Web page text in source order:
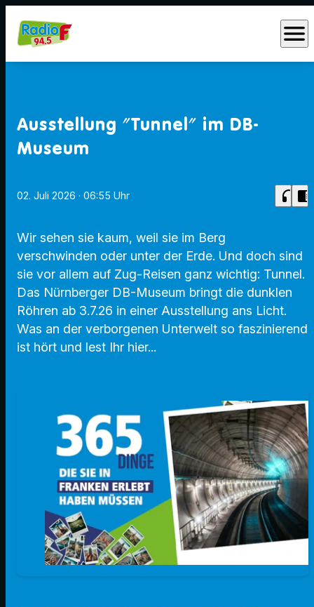
menu
Ausstellung "Tunnel" im DB-
Museum
02. Juli 2026 · 06:55 Uhr headphones chrome_reader_mode
Wir sehen sie kaum, weil sie im Berg
verschwinden oder unter der Erde. Und doch sind
sie vor allem auf Zug-Reisen ganz wichtig: Tunnel.
Das Nürnberger DB-Museum bringt die dunklen
Röhren ab 3.7.26 in einer Ausstellung ans Licht.
Was an der verborgenen Unterwelt so faszinierend
ist hört und lest Ihr hier...